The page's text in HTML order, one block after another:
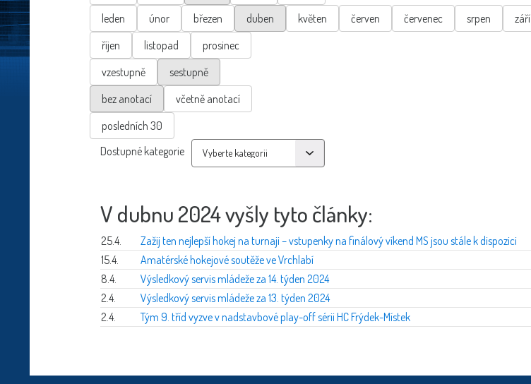
leden
únor březen duben květen červen červenec srpen
září
říjen
listopad
prosinec
vzestupně
sestupně
bez anotací
včetně anotací
posledních 30
Dostupné kategorie
V dubnu 2024 vyšly tyto články:
25.4.
Zažij ten nejlepší hokej na turnaji – vstupenky na finálový víkend MS jsou stále k dispozici
15.4.
Amatérské hokejové soutěže ve Vrchlabí
8.4.
Výsledkový servis mládeže za 14. týden 2024
2.4.
Výsledkový servis mládeže za 13. týden 2024
2.4.
Tým 9. tříd vyzve v nadstavbové play-off sérii HC Frýdek-Místek